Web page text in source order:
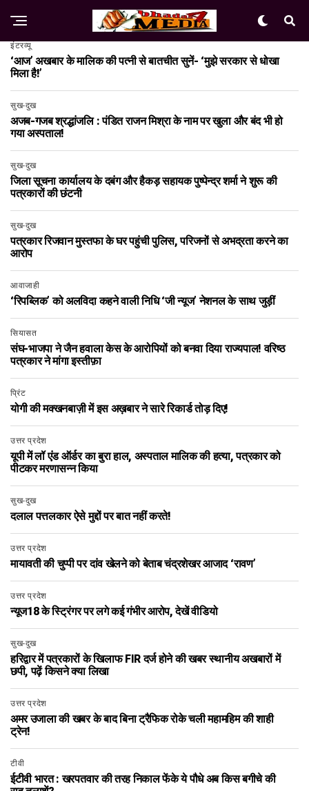
इंटरव्यू
‘आज’ अखबार के मालिक की पत्नी से बातचीत सुनें- ‘मुझे सरकार से धोखा
मिला है!’
सुख-दुख
अजब-गजब श्रद्धांजलि : पंडित राजन मिश्रा के नाम पर खुला और बंद भी हो
गया अस्पताल!
सुख-दुख
जिला सूचना कार्यालय के दबंग और हैकड़ सहायक पुष्पेन्द्र शर्मा ने शुरू की
पत्रकारों की छंटनी
सुख-दुख
पत्रकार रिजवान मुस्तफा के घर पहुंची पुलिस, परिजनों से अभद्रता करने का
आरोप
आवाजाही
‘रिपब्लिक’ को अलविदा कहने वाली निधि ‘जी न्यूज’ नेशनल के साथ जुड़ीं
सियासत
संघ-भाजपा ने जैन हवाला केस के आरोपियों को बनवा दिया राज्यपाल! वरिष्ठ
पत्रकार ने मांगा इस्तीफ़ा
प्रिंट
योगी की मक्खनबाज़ी में इस अख़बार ने सारे रिकार्ड तोड़ दिए!
उत्तर प्रदेश
यूपी में लॉ एंड ऑर्डर का बुरा हाल, अस्पताल मालिक की हत्या, पत्रकार को
पीटकर मरणासन्न किया
सुख-दुख
दलाल पत्तलकार ऐसे मुद्दों पर बात नहीं करते!
उत्तर प्रदेश
मायावती की चुप्पी पर दांव खेलने को बेताब चंद्रशेखर आजाद ‘रावण’
उत्तर प्रदेश
न्यूज18 के स्ट्रिंगर पर लगे कई गंभीर आरोप, देखें वीडियो
सुख-दुख
हरिद्वार में पत्रकारों के खिलाफ FIR दर्ज होने की खबर स्थानीय अखबारों में
छपी, पढ़ें किसने क्या लिखा
उत्तर प्रदेश
अमर उजाला की खबर के बाद बिना ट्रैफिक रोके चली महामहिम की शाही
ट्रेन!
टीवी
ईटीवी भारत : खरपतवार की तरह निकाल फेंके ये पौधे अब किस बगीचे की